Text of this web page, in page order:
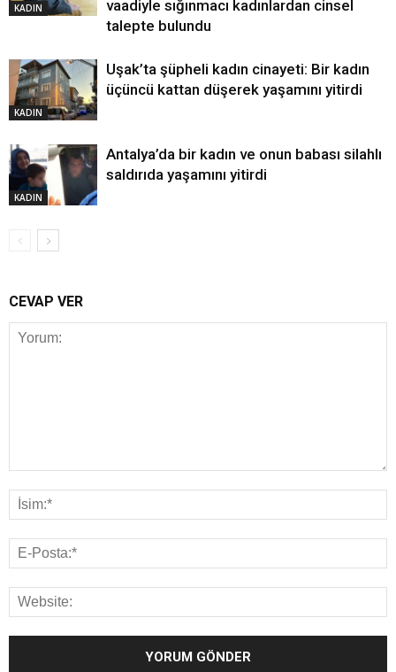
KADIN
vaadiyle sığınmacı kadınlardan cinsel
talepte bulundu
KADIN
Uşak’ta şüpheli kadın cinayeti: Bir kadın
üçüncü kattan düşerek yaşamını yitirdi
KADIN
Antalya’da bir kadın ve onun babası silahlı
saldırıda yaşamını yitirdi
CEVAP VER